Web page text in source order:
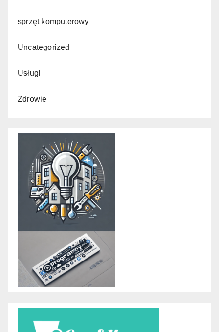
sprzęt komputerowy
Uncategorized
Usługi
Zdrowie